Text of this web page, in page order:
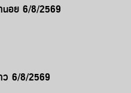
นอย 6/8/2569
ว 6/8/2569